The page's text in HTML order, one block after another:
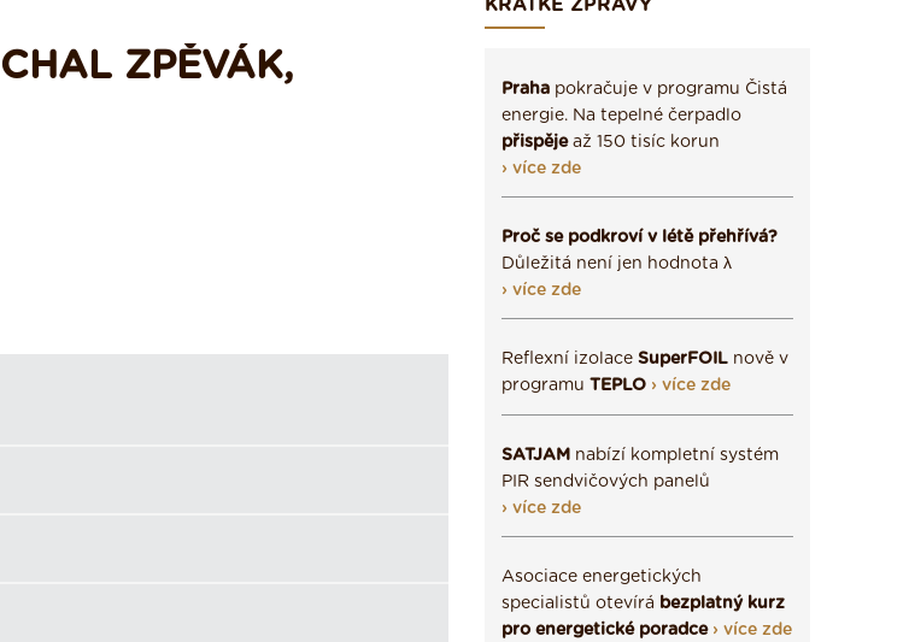
ZPĚVÁK,
KRÁTKÉ ZPRÁVY
Praha pokračuje v programu Čistá
energie. Na tepelné čerpadlo
přispějeaž 150 tisíc korun
› více zde
Proč se podkroví v létě přehřívá?
Důležitá není jen hodnota λ
› více zde
Reflexní izolace SuperFOIL nově v
programu TEPLO › více zde
SATJAM nabízí kompletní systém
PIR sendvičových panelů
› více zde
Asociace energetických
specialistů otevírá bezplatný kurz
pro energetické poradce › více zde